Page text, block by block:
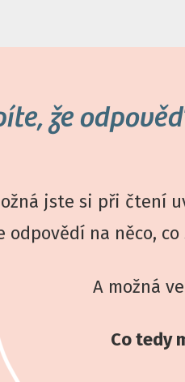
že
jste si při čtení
odpovědí na něco,
A možná
Co tedy